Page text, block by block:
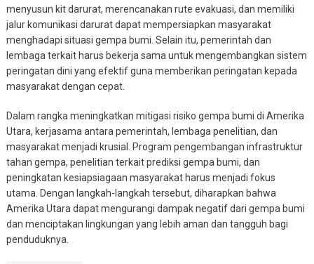
menyusun kit darurat, merencanakan rute evakuasi, dan memiliki
jalur komunikasi darurat dapat mempersiapkan masyarakat
menghadapi situasi gempa bumi. Selain itu, pemerintah dan
lembaga terkait harus bekerja sama untuk mengembangkan sistem
peringatan dini yang efektif guna memberikan peringatan kepada
masyarakat dengan cepat.
Dalam rangka meningkatkan mitigasi risiko gempa bumi di Amerika
Utara, kerjasama antara pemerintah, lembaga penelitian, dan
masyarakat menjadi krusial. Program pengembangan infrastruktur
tahan gempa, penelitian terkait prediksi gempa bumi, dan
peningkatan kesiapsiagaan masyarakat harus menjadi fokus
utama. Dengan langkah-langkah tersebut, diharapkan bahwa
Amerika Utara dapat mengurangi dampak negatif dari gempa bumi
dan menciptakan lingkungan yang lebih aman dan tangguh bagi
penduduknya.